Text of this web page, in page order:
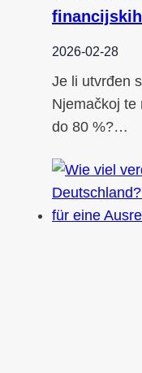
2026-02-28
Je li utvrđen
Njemačkoj te
do 80 %?…